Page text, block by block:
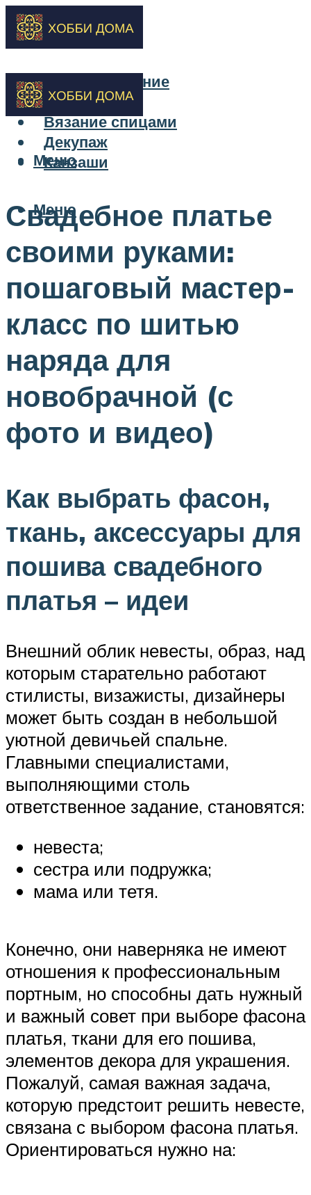
Бисероплетение
Вышивка
Вязание спицами
Декупаж
Канзаши
Меню
Меню
Свадебное платье
своими руками:
пошаговый мастер-
класс по шитью
наряда для
новобрачной (с
фото и видео)
Как выбрать фасон,
ткань, аксессуары для
пошива свадебного
платья – идеи
Внешний облик невесты, образ, над
которым старательно работают
стилисты, визажисты, дизайнеры
может быть создан в небольшой
уютной девичьей спальне.
Главными специалистами,
выполняющими столь
ответственное задание, становятся:
невеста;
сестра или подружка;
мама или тетя.
Конечно, они наверняка не имеют
отношения к профессиональным
портным, но способны дать нужный
и важный совет при выборе фасона
платья, ткани для его пошива,
элементов декора для украшения.
Пожалуй, самая важная задача,
которую предстоит решить невесте,
связана с выбором фасона платья.
Ориентироваться нужно на: